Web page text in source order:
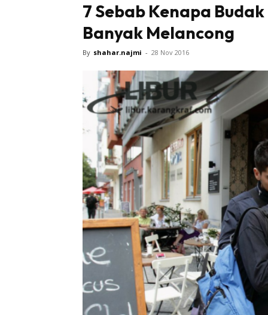
7 Sebab Kenapa
Banyak Melancong
By shahar.najmi - 28 Nov 2016